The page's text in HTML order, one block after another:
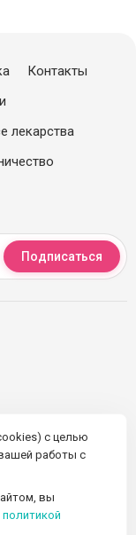
Контакты
лекарства
Подписаться
с целью
работы с
вы
политикой